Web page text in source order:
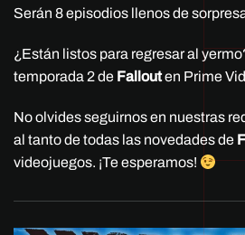
Serán 8 episodios llenos de
¿Están listos para regresar al
temporada 2 de Fallouten Prime
No olvides seguirnos en nuestras
al tanto de todas las novedades de
videojuegos. ¡Te esperamos!